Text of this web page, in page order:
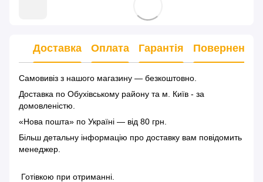
Доставка Оплата Гарантія Повернення
Самовивіз з нашого магазину — безкоштовно.
Доставка по Обухівському району та м. Київ - за
домовленістю.
«Нова пошта» по Україні — від 80 грн.
Більш детальну інформацію про доставку вам повідомить
менеджер.
Готівкою при отриманні.